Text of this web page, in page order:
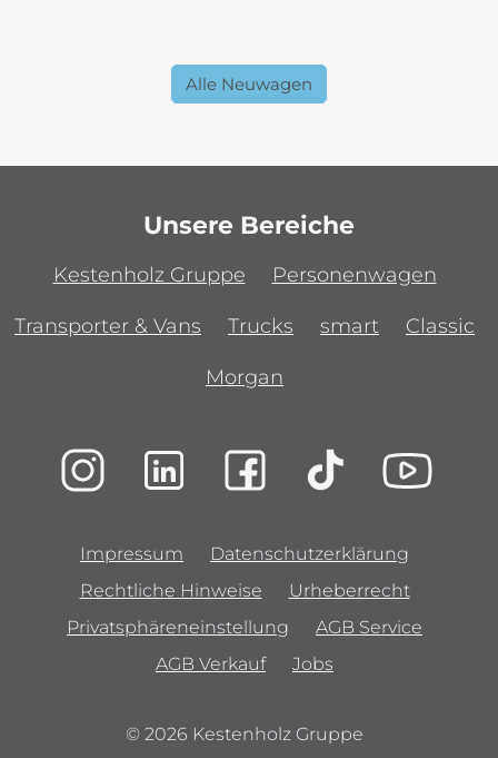
Alle Neuwagen
Unsere Bereiche
Kestenholz Gruppe Personenwagen
Transporter & Vans Trucks smart Classic
Morgan
Impressum
Datenschutzerklärung
Rechtliche Hinweise
Urheberrecht
Privatsphäreneinstellung
AGB Service
AGB Verkauf
Jobs
© 2026 Kestenholz Gruppe